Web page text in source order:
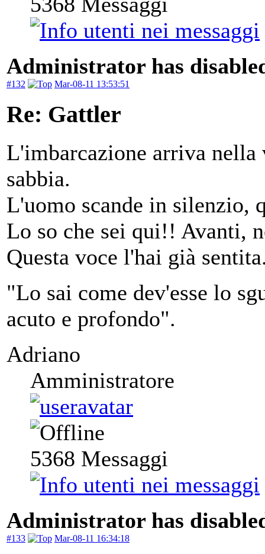
Administrator has
#132 Mar-08-11 13:53:51
Re: Gattler
L'imbarcazione arriva
sabbia.
L'uomo scande in
Lo so che sei qui!! Avanti,
Questa voce l'hai già
"Lo sai come dev'esse lo
acuto e profondo".
Adriano
Amministratore
5368 Messaggi
Administrator has
#133 Mar-08-11 16:34:18